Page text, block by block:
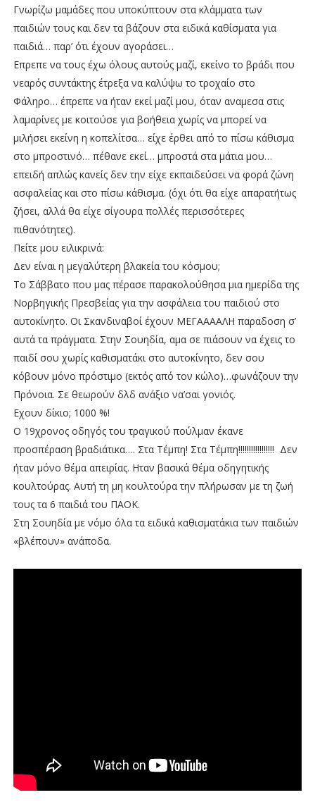
Γνωρίζω μαμάδες που υποκύπτουν στα κλάμματα των
παιδιών τους και δεν τα βάζουν στα ειδικά καθίσματα για
παιδιά… παρ’ ότι έχουν αγοράσει…
Επρεπε να τους έχω όλους αυτούς μαζί, εκείνο το βράδι που
νεαρός συντάκτης έτρεξα να καλύψω το τροχαίο στο
Φάληρο… έπρεπε να ήταν εκεί μαζί μου, όταν αναμεσα στις
λαμαρίνες με κοιτούσε για βοήθεια χωρίς να μπορεί να
μιλήσει εκείνη η κοπελίτσα… είχε έρθει από το πίσω κάθισμα
στο μπροστινό… πέθανε εκεί… μπροστά στα μάτια μου…
επειδή απλώς κανείς δεν την είχε εκπαιδεύσει να φορά ζώνη
ασφαλείας και στο πίσω κάθισμα. (όχι ότι θα είχε απαρατήτως
ζήσει, αλλά θα είχε σίγουρα πολλές περισσότερες
πιθανότητες).
Πείτε μου ειλικρινά:
Δεν είναι η μεγαλύτερη βλακεία του κόσμου;
Το Σάββατο που μας πέρασε παρακολούθησα μια ημερίδα της
Νορβηγικής Πρεσβείας για την ασφάλεια του παιδιού στο
αυτοκίνητο. Οι Σκανδιναβοί έχουν ΜΕΓΑΑΑΑΛΗ παραδοση σ’
αυτά τα πράγματα. Στην Σουηδία, αμα σε πιάσουν να έχεις το
παιδί σου χωρίς καθισματάκι στο αυτοκίνητο, δεν σου
κόβουν μόνο πρόστιμο (εκτός από τον κώλο)…φωνάζουν την
Πρόνοια. Σε θεωρούν δλδ ανάξιο να’σαι γονιός.
Εχουν δίκιο; 1000 %!
Ο 19χρονος οδηγός του τραγικού πούλμαν έκανε
προσπέραση βραδιάτικα…. Στα Τέμπη! Στα Τέμπη!!!!!!!!!!!!!!!!! Δεν
ήταν μόνο θέμα απειρίας. Ηταν βασικά θέμα οδηγητικής
κουλτούρας. Αυτή τη μη κουλτούρα την πλήρωσαν με τη ζωή
τους τα 6 παιδιά του ΠΑΟΚ.
Στη Σουηδία με νόμο όλα τα ειδικά καθισματάκια των παιδιών
«βλέπουν» ανάποδα.